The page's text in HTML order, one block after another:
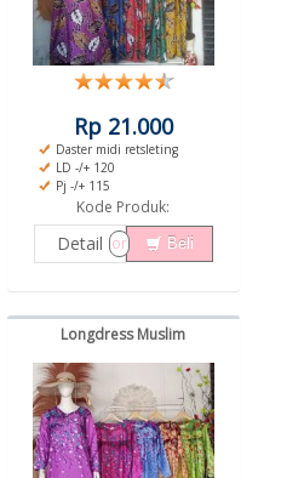
Rp 21.000
Daster midi retsleting
LD -/+ 120
Pj -/+ 115
Kode Produk:
Detail or Beli
Longdress Muslim